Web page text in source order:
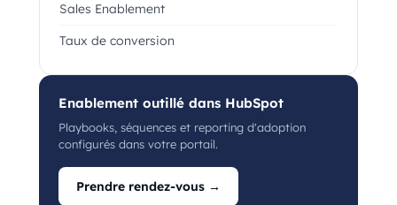
Sales Enablement
Taux de conversion
Enablement outillé dans HubSpot
Playbooks, séquences et reporting d'adoption
configurés dans votre portail.
Prendre rendez-vous →